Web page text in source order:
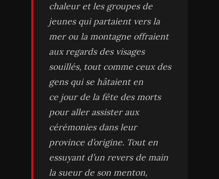
chaleur et les groupes de
jeunes qui partaient vers la
mer ou la montagne offraient
aux regards des visages
souillés, tout comme ceux des
gens qui se hâtaient en
ce jour de la fête des morts
pour aller assister aux
cérémonies dans leur
province d’origine. Tout en
essuyant d’un revers de main
la sueur de son menton,